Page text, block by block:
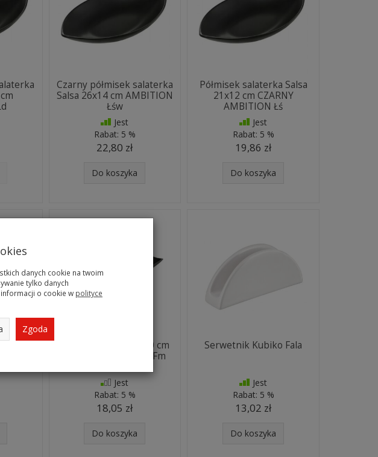
Czarny półmisek salaterka
Salsa 26x14 cm AMBITION
Łśw
Jest
Rabat: 5 %
22,80 zł
Do koszyka
Półmisek salaterka Salsa
21x12 cm CZARNY
AMBITION Łś
Jest
Rabat: 5 %
19,86 zł
Do koszyka
Półmisek Salsa 26x10 cm
CZARNY AMBITION Fm
Jest
Rabat: 5 %
18,05 zł
Do koszyka
Serwetnik Kubiko Fala
Jest
Rabat: 5 %
13,02 zł
Do koszyka
danych cookie na twoim
tylko danych
o cookie w polityce
Zgoda